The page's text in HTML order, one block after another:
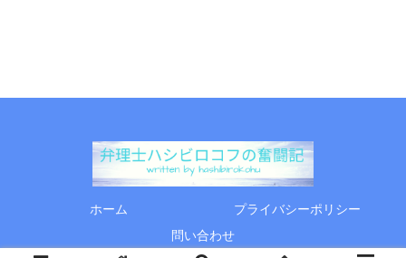
ホーム
プライバシーポリシー
問い合わせ